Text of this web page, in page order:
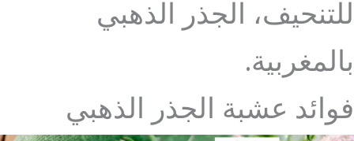
للتنحيف، الجذر الذهبي
بالمغربية.
فوائد عشبة الجذر الذهبي